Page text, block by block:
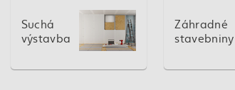
Suchá
výstavba
Záhradné
stavebniny